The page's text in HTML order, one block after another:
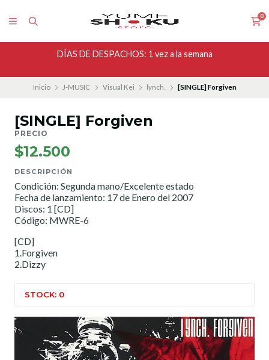
0
DÍAS DE DESPACHOS: 1 vez a la semana
Inicio J-MUSIC Visual Kei lynch. [SINGLE] Forgiven
[SINGLE] Forgiven
PRECIO
$12.500
DESCRIPCIÓN
Condición: Segunda mano/Excelente estado
Fecha de lanzamiento: 17 de Enero del 2007
Discos: 1 [CD]
Código: MWRE-6
[CD]
1.Forgiven
2.Dizzy
STOCK: 0